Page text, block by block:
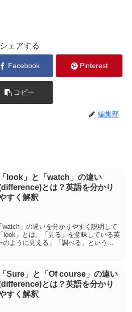
シェアする
Facebook Pinterest
コピー
編集部
「look」と「watch」の違い
とは？英語を分かり
すく解釈
」の違いを分かりやすく説明して
ように見える」「調べる」という意
「Sure」と「Of course」の違い
とは？英語を分かり
すく解釈